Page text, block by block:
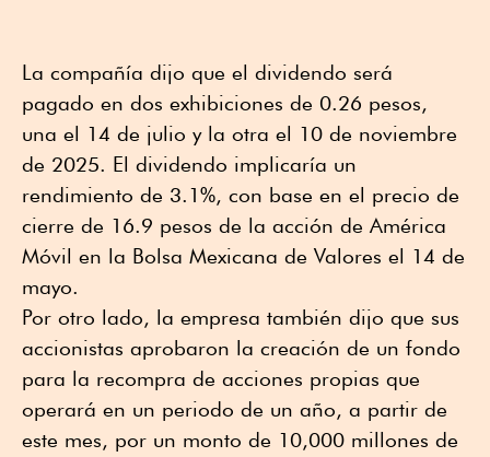
La compañía dijo que el dividendo será
pagado en dos exhibiciones de 0.26 pesos,
una el 14 de julio y la otra el 10 de noviembre
de 2025. El dividendo implicaría un
rendimiento de 3.1%, con base en el precio de
cierre de 16.9 pesos de la acción de América
Móvil en la Bolsa Mexicana de Valores el 14 de
mayo.
Por otro lado, la empresa también dijo que sus
accionistas aprobaron la creación de un fondo
para la recompra de acciones propias que
operará en un periodo de un año, a partir de
este mes, por un monto de 10,000 millones de